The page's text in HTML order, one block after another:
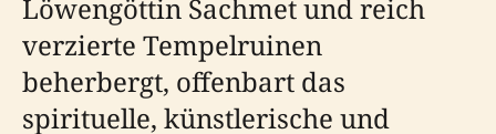
Löwengöttin Sachmet und reich
verzierte Tempelruinen
beherbergt, offenbart das
spirituelle, künstlerische und